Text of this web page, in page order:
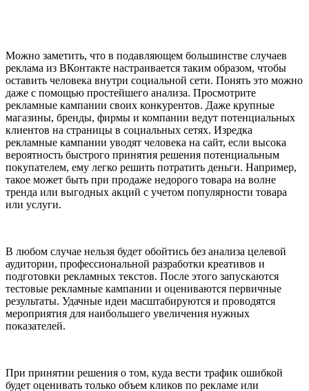
Можно заметить, что в подавляющем большинстве случаев
реклама из ВКонтакте настраивается таким образом, чтобы
оставить человека внутри социальной сети. Понять это можно
даже с помощью простейшего анализа. Просмотрите
рекламные кампании своих конкурентов. Даже крупные
магазины, бренды, фирмы и компании ведут потенциальных
клиентов на страницы в социальных сетях. Изредка
рекламные кампании уводят человека на сайт, если высока
вероятность быстрого принятия решения потенциальным
покупателем, ему легко решить потратить деньги. Например,
такое может быть при продаже недорого товара на волне
тренда или выгодных акций с учетом популярности товара
или услуги.
В любом случае нельзя будет обойтись без анализа целевой
аудитории, профессиональной разработки креативов и
подготовки рекламных текстов. После этого запускаются
тестовые рекламные кампании и оцениваются первичные
результаты. Удачные идеи масштабируются и проводятся
мероприятия для наибольшего увеличения нужных
показателей.
При принятии решения о том, куда вести трафик ошибкой
будет оценивать только объем кликов по рекламе или